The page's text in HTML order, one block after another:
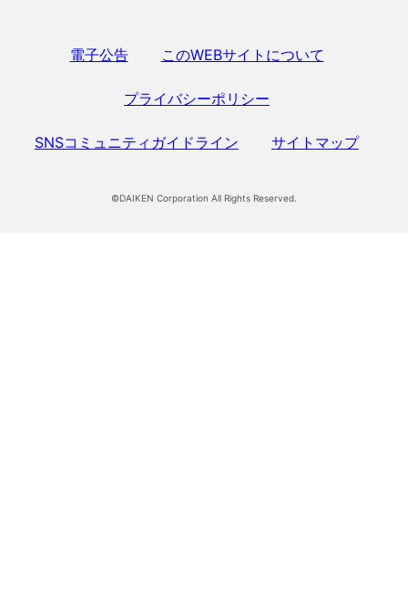
電子公告 このWEBサイトについて
プライバシーポリシー
SNSコミュニティガイドライン サイトマップ
©DAIKEN Corporation All Rights Reserved.